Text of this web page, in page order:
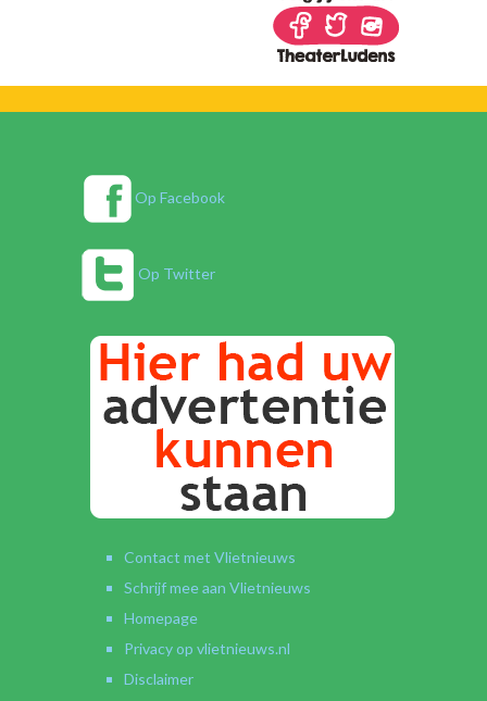
Op Facebook
Op Twitter
Contact met Vlietnieuws
Schrijf mee aan Vlietnieuws
Homepage
Privacy op vlietnieuws.nl
Disclaimer